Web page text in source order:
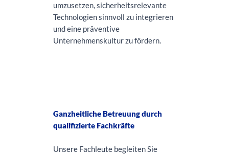
umzusetzen, sicherheitsrelevante
Technologien sinnvoll zu integrieren
und eine präventive
Unternehmenskultur zu fördern.
Ganzheitliche Betreuung durch
qualifizierte Fachkräfte
Unsere Fachleute begleiten Sie